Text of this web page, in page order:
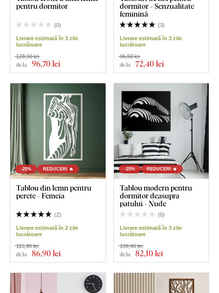
pentru dormitor
(0)
Livrare estimată în 3 zile
lucrătoare
de la 96,70 lei
128,90 lei
dormitor - Senzualitate
feminină
(3)
Livrare estimată în 3 zile
lucrătoare
de la 72,40 lei
96,50 lei
-25% REDUCERI 🔥
Tablou din lemn pentru
perete - Femeia
(2)
Livrare estimată în 2 zile
lucrătoare
de la 86,90 lei
115,90 lei
-25% REDUCERI 🔥
Tablou modern pentru
dormitor deasupra
patului - Nude
(0)
Livrare estimată în 3 zile
lucrătoare
de la 82,10 lei
109,40 lei